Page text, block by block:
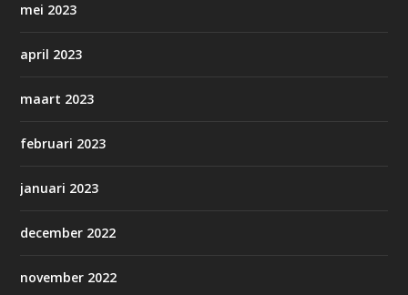
mei 2023
april 2023
maart 2023
februari 2023
januari 2023
december 2022
november 2022